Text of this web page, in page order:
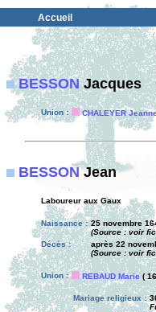
Accueil
BESSONJacques
Union : CHALEYER
BESSONJean
Laboureur aux Gaux
Naissance : 25 novembre
(Source : voir
Décès :
après 22
(Source : voir
Union : REBAUD Marie (
Mariage religieux :